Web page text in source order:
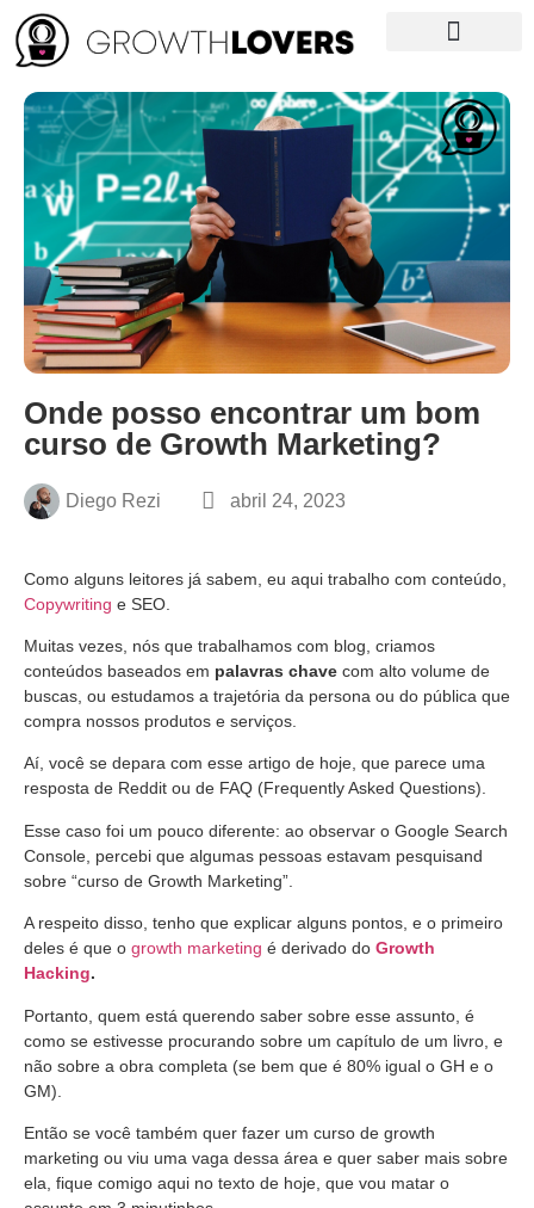
Onde posso encontrar um bom
curso de Growth Marketing?
Diego Rezi abril 24, 2023
Como alguns leitores já sabem, eu aqui trabalho com conteúdo,
Copywriting e SEO.
Muitas vezes, nós que trabalhamos com blog, criamos
conteúdos baseados em palavras chave com alto volume de
buscas, ou estudamos a trajetória da persona ou do pública que
compra nossos produtos e serviços.
Aí, você se depara com esse artigo de hoje, que parece uma
resposta de Reddit ou de FAQ (Frequently Asked Questions).
Esse caso foi um pouco diferente: ao observar o Google Search
Console, percebi que algumas pessoas estavam pesquisand
sobre “curso de Growth Marketing”.
A respeito disso, tenho que explicar alguns pontos, e o primeiro
deles é que o growth marketing é derivado do Growth
Hacking.
Portanto, quem está querendo saber sobre esse assunto, é
como se estivesse procurando sobre um capítulo de um livro, e
não sobre a obra completa (se bem que é 80% igual o GH e o
GM).
Então se você também quer fazer um curso de growth
marketing ou viu uma vaga dessa área e quer saber mais sobre
ela, fique comigo aqui no texto de hoje, que vou matar o